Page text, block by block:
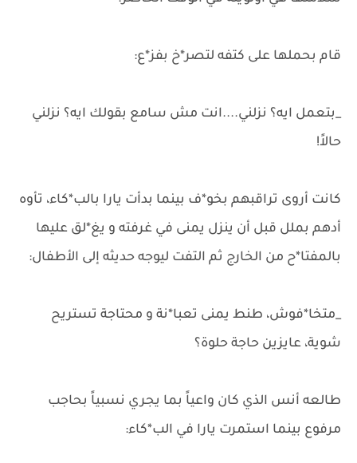
قام بحملها على كتفه لتصر*خ بفز*ع:
_بتعمل ايه؟ نزلني....انت مش سامع بقولك ايه؟ نزلني
حالاً!
كانت أروى تراقبهم بخو*ف بينما بدأت يارا بالب*كاء، تأوه
أدهم بملل قبل أن ينزل يمنى في غرفته و يغ*لق عليها
بالمفتا*ح من الخارج ثم التفت ليوجه حديثه إلى الأطفال:
_متخا*فوش، طنط يمنى تعبا*نة و محتاجة تستريح
شوية، عايزين حاجة حلوة؟
طالعه أنس الذي كان واعياً بما يجري نسبياً بحاجب
مرفوع بينما استمرت يارا في الب*كاء: